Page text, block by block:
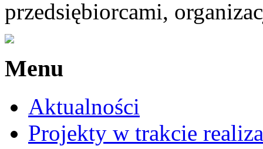
przedsiębiorcami,
Menu
Aktualności
Projekty w trakcie